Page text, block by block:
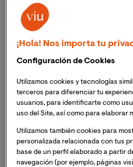
trate,se caracteriza por los
Programas de acogida
medidas específicas
fomentando la inclusión
alumnado en su conjunto.
medidas son: información a
elaboración de folletos
idiomas y diseño de
facilitar la relación familia-
Enseñanza de la lengua
¡Hola! Nos importa tu
Configuración de Cookies
Utilizamos cookies y tecnologías
terceros para diferenciar tu
usuarios, para identificarte como
uso del Site, así como para elaborar
Utilizamos también cookies para
personalizada relacionada con tus
base de un perfil elaborado a partir
navegación (por ejemplo, páginas